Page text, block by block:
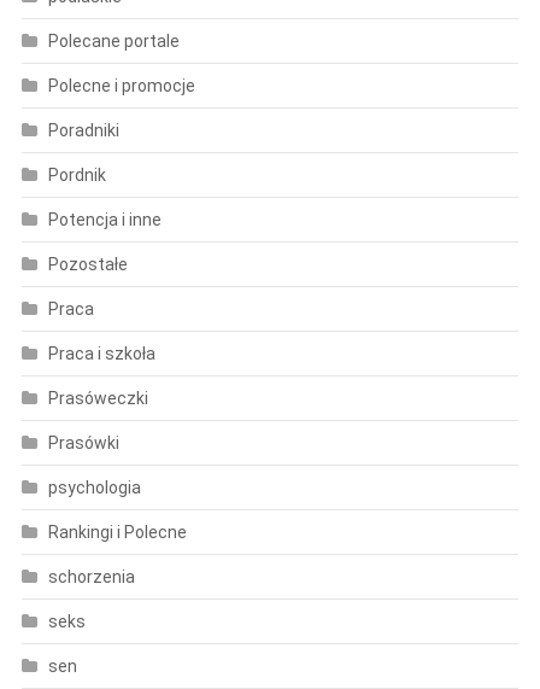
Polecane portale
Polecne i promocje
Poradniki
Pordnik
Potencja i inne
Pozostałe
Praca
Praca i szkoła
Prasóweczki
Prasówki
psychologia
Rankingi i Polecne
schorzenia
seks
sen